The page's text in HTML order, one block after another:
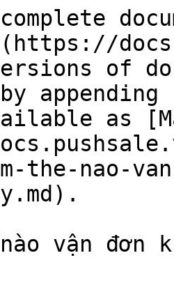
of
as
the-nao-
vận đơn